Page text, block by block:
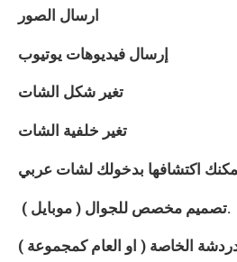
ارسال الصور
إرسال فيديوهات يوتيوب
تغير شكل الشات
تغير خلفية الشات
اكتشافها بدخولك لشات عربي
تصميم مخصص للجوال ( موبايل ).